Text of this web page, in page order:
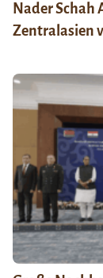
Nader Schah
Zentralasien